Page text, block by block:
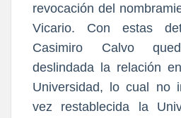
revocación del
Vicario. Con estas
Casimiro Calvo
deslindada la relación
Universidad, lo cual no
vez restablecida la